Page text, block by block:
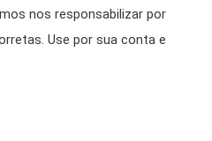
nos responsabilizar por
Use por sua conta e